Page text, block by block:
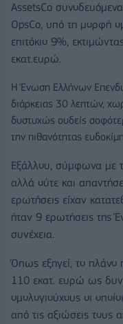
AssetsCo
OpsCo, υπό τη μορφή
επιτόκιο 9%,
εκατ.ευρώ.
Η Ένωση Ελλήνων
διάρκειας 30 λεπτών,
δυστυχώς ουδείς
την πιθανότητας
Εξάλλου, σύμφωνα με
αλλά ούτε και
ερωτήσεις είχαν
ήταν 9 ερωτήσεις της
συνέχεια.
Όπως εξηγεί, το πλάνο
110 εκατ. ευρώ ως
ομολογιούχους οι
από τις αξιώσεις